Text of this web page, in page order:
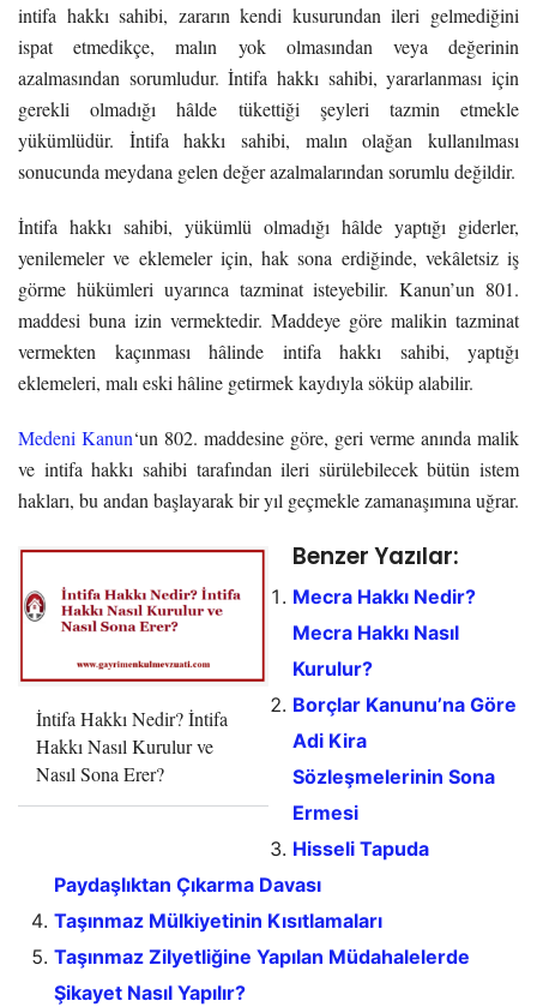
intifa hakkı sahibi, zararın kendi kusurundan ileri gelmediğini
ispat etmedikçe, malın yok olmasından veya değerinin
azalmasından sorumludur. İntifa hakkı sahibi, yararlanması için
gerekli olmadığı hâlde tükettiği şeyleri tazmin etmekle
yükümlüdür. İntifa hakkı sahibi, malın olağan kullanılması
sonucunda meydana gelen değer azalmalarından sorumlu değildir.
İntifa hakkı sahibi, yükümlü olmadığı hâlde yaptığı giderler,
yenilemeler ve eklemeler için, hak sona erdiğinde, vekâletsiz iş
görme hükümleri uyarınca tazminat isteyebilir. Kanun’un 801.
maddesi buna izin vermektedir. Maddeye göre malikin tazminat
vermekten kaçınması hâlinde intifa hakkı sahibi, yaptığı
eklemeleri, malı eski hâline getirmek kaydıyla söküp alabilir.
Medeni Kanun‘un 802. maddesine göre, geri verme anında malik
ve intifa hakkı sahibi tarafından ileri sürülebilecek bütün istem
hakları, bu andan başlayarak bir yıl geçmekle zamanaşımına uğrar.
İntifa Hakkı Nedir? İntifa
Hakkı Nasıl Kurulur ve
Nasıl Sona Erer?
Benzer Yazılar:
Mecra Hakkı Nedir?
Mecra Hakkı Nasıl
Kurulur?
Borçlar Kanunu’na Göre
Adi Kira
Sözleşmelerinin Sona
Ermesi
Hisseli Tapuda
Paydaşlıktan Çıkarma Davası
Taşınmaz Mülkiyetinin Kısıtlamaları
Taşınmaz Zilyetliğine Yapılan Müdahalelerde
Şikayet Nasıl Yapılır?